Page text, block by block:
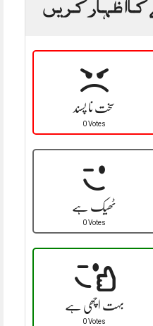
سخت نا پسند
0 Votes
ٹھیک ہے
0 Votes
بہت اچھی ہے
0 Votes